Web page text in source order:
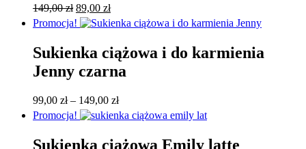
149,00zł Pierwotna
cena
wynosiła:
149,00 zł.
89,00 złAktualna
cena
wynosi:
89,00 zł.
Promocja!
Sukienka ciążowa i do karmienia
Jenny czarna
99,00 zł – 149,00 złZakres
cen:
od
99,00 zł
Promocja!
Sukienka ciążowa Emily latte